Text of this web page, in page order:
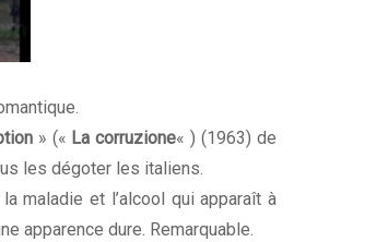
» (« La corruzione« ) (1963) de
les dégoter les italiens.
maladie et l’alcool qui apparaît à
apparence dure. Remarquable.